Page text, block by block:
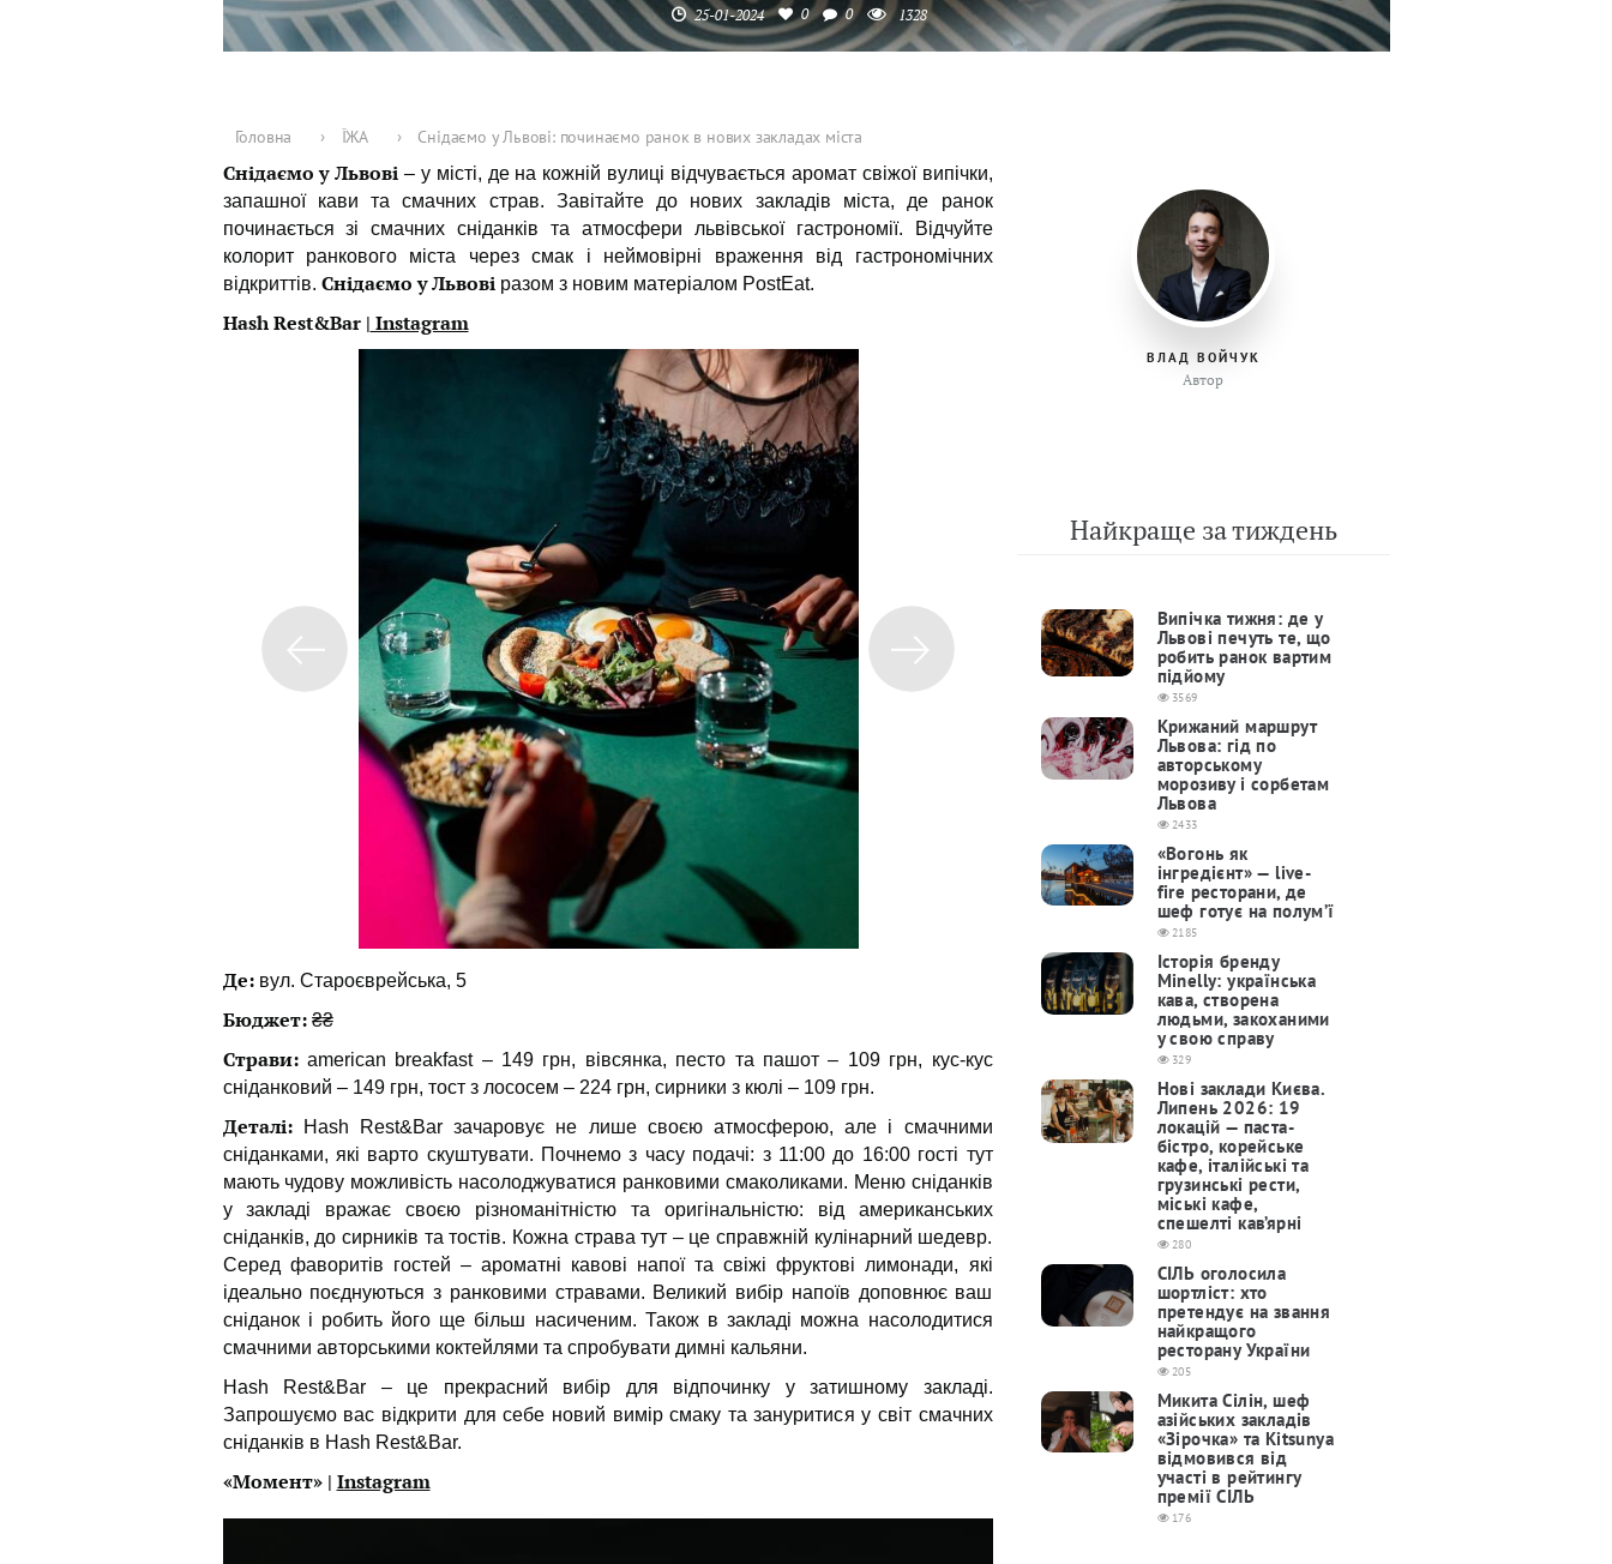
25-01-2024 0 0 1328
Головна › ЇЖА › Снідаємо у Львові: починаємо ранок в нових закладах міста
Снідаємо у Львові – у місті, де на кожній вулиці відчувається аромат свіжої випічки,
запашної кави та смачних страв. Завітайте до нових закладів міста, де ранок
починається зі смачних сніданків та атмосфери львівської гастрономії. Відчуйте
колорит ранкового міста через смак і неймовірні враження від гастрономічних
відкриттів. Снідаємо у Львовіразом з новим матеріалом PostEat.
Hash Rest&Bar | Instagram
Де:вул. Староєврейська, 5
Бюджет:₴₴
Страви:american breakfast – 149 грн, вівсянка, песто та пашот – 109 грн, кус-кус
сніданковий – 149 грн, тост з лососем – 224 грн, сирники з кюлі – 109 грн.
Деталі:Hash Rest&Bar зачаровує не лише своєю атмосферою, але і смачними
сніданками, які варто скуштувати. Почнемо з часу подачі: з 11:00 до 16:00 гості тут
мають чудову можливість насолоджуватися ранковими смаколиками. Меню сніданків
у закладі вражає своєю різноманітністю та оригінальністю: від американських
сніданків, до сирників та тостів. Кожна страва тут – це справжній кулінарний шедевр.
Серед фаворитів гостей – ароматні кавові напої та свіжі фруктові лимонади, які
ідеально поєднуються з ранковими стравами. Великий вибір напоїв доповнює ваш
сніданок і робить його ще більш насиченим. Також в закладі можна насолодитися
смачними авторськими коктейлями та спробувати димні кальяни.
Hash Rest&Bar – це прекрасний вибір для відпочинку у затишному закладі.
Запрошуємо вас відкрити для себе новий вимір смаку та зануритися у світ смачних
сніданків в Hash Rest&Bar.
«Момент» | Instagram
ВЛАД ВОЙЧУК
Автор
Найкраще за тиждень
Випічка тижня: де у
Львові печуть те, що
робить ранок вартим
підйому
3569
Крижаний маршрут
Львова: гід по
авторському
морозиву і сорбетам
Львова
2433
«Вогонь як
інгредієнт» — live-
fire ресторани, де
шеф готує на полум’ї
2185
Історія бренду
Minelly: українська
кава, створена
людьми, закоханими
у свою справу
329
Нові заклади Києва.
Липень 2026: 19
локацій — паста-
бістро, корейське
кафе, італійські та
грузинські рести,
міські кафе,
спешелті кав’ярні
280
СІЛЬ оголосила
шортліст: хто
претендує на звання
найкращого
ресторану України
205
Микита Сілін, шеф
азійських закладів
«Зірочка» та Kitsunya
відмовився від
участі в рейтингу
премії СІЛЬ
176